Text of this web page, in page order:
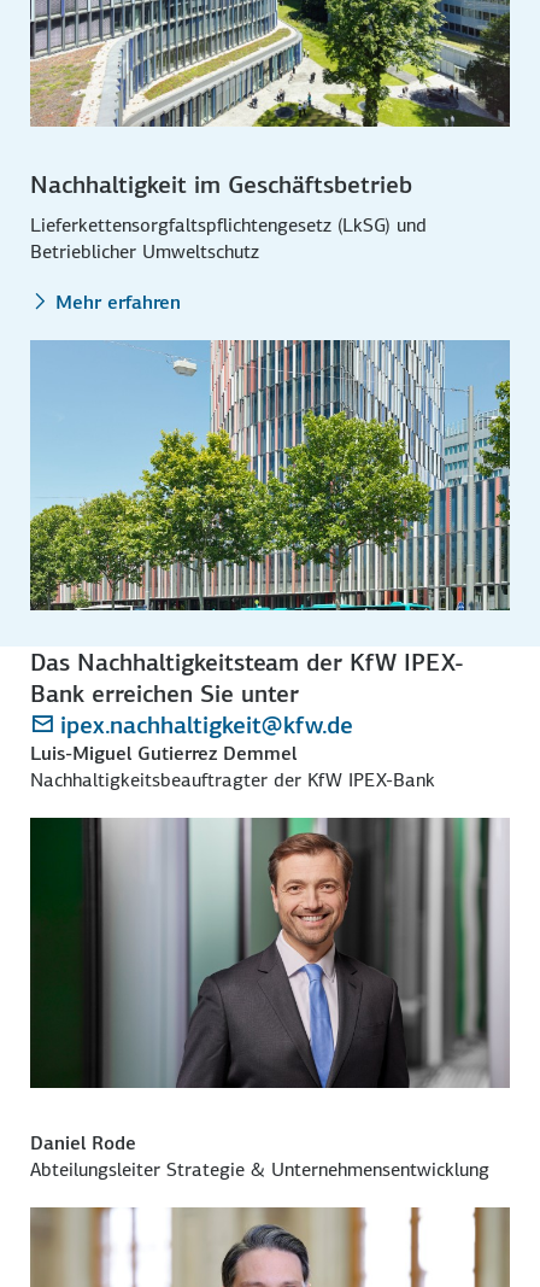
Nachhaltigkeit im Geschäftsbetrieb
Lieferkettensorgfaltspflichtengesetz (LkSG) und
Betrieblicher Umweltschutz
Mehr erfahren
Das Nachhaltigkeitsteam der KfW IPEX-
Bank erreichen Sie unter
ipex.nachhaltigkeit@kfw.de
Luis-Miguel Gutierrez Demmel
Nachhaltigkeitsbeauftragter der KfW IPEX-Bank
Daniel Rode
Abteilungsleiter Strategie & Unternehmensentwicklung